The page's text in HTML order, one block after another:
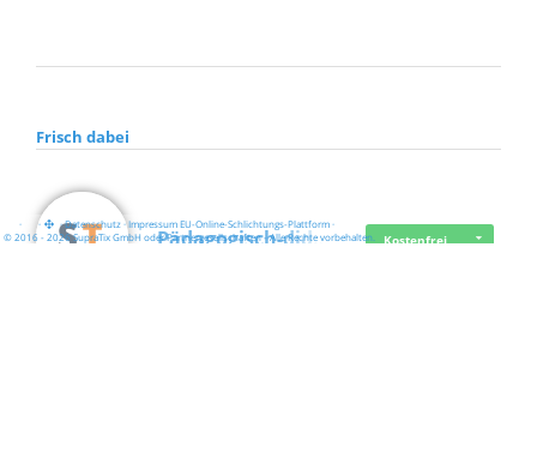
Frisch dabei
Pädagogisch-did… Kostenfrei
· · ·Datenschutz·Impressum EU-Online-Schlichtungs-Plattform·
© 2016 - 2026 SupraTix GmbH oder Partnergesellschaften - Alle Rechte vorbehalten.